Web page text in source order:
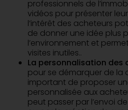
professionnels de
vidéos pour présenter
l’intérêt des acheteurs
de donner une idée plus
l’environnement et
visites inutiles..
La personnalisation des
pour se démarquer de la
important de proposer
personnalisée aux
peut passer par l’envoi